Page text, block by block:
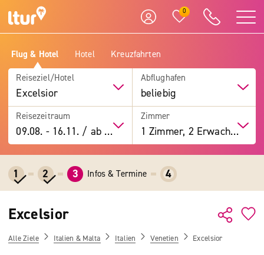
0
Flug & Hotel Hotel Kreuzfahrten
Reiseziel/Hotel
Excelsior
Abflughafen
beliebig
Reisezeitraum
09.08. -16.11. / ab 7 Tage
Zimmer
1 Zimmer, 2 Erwachsene
1 2 3 Infos & Termine 4
Excelsior
Alle Ziele Italien & Malta Italien Venetien Excelsior